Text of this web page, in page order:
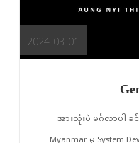
2024-03-01
အားလုံးပဲ မင်္ဂလာပါ